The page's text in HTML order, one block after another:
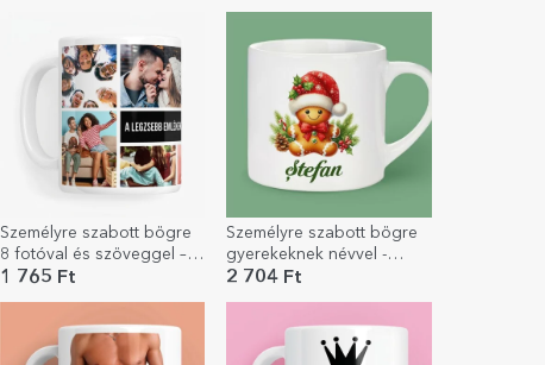
Személyre szabott bögre
8 fotóval és szöveggel – A
legkedvesebb emlékeid
1 765 Ft
Személyre szabott bögre
gyerekeknek névvel -
Mézeskalács
2 704 Ft